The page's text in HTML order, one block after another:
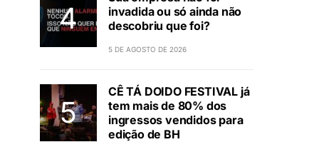
invadida ou só ainda não
descobriu que foi?
5 DE AGOSTO DE 2026
CÊ TÁ DOIDO FESTIVAL já
tem mais de 80% dos
ingressos vendidos para
edição de BH